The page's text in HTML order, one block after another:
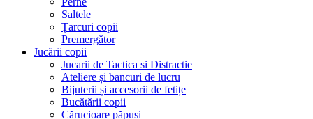
Saltele
Țarcuri copii
Premergător
Jucării copii
Jucarii de Tactica si Distractie
Ateliere și bancuri de lucru
Bijuterii și accesorii de fetițe
Bucătării copii
Cărucioare păpuși